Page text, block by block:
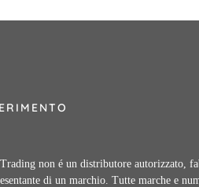
non é un distributore autorizzato,
di un marchio. Tutte marche e